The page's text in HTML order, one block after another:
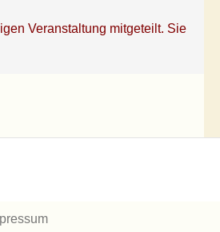
Veranstaltung mitgeteilt. Sie